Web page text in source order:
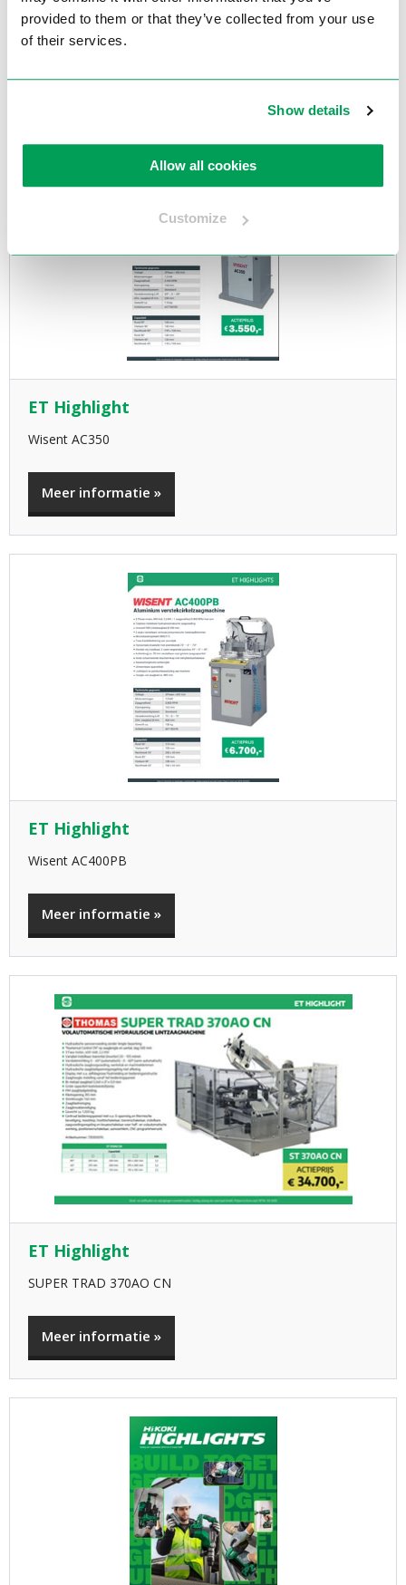
provided to them or that they’ve collected from your use
of their services.
Show details
Allow all cookies
Customize
Thomas SAR 610SA GDS
ET Highlight
Wisent AC350
Meer informatie »
ET Highlight
Wisent AC400PB
Meer informatie »
ET Highlight
SUPER TRAD 370AO CN
Meer informatie »